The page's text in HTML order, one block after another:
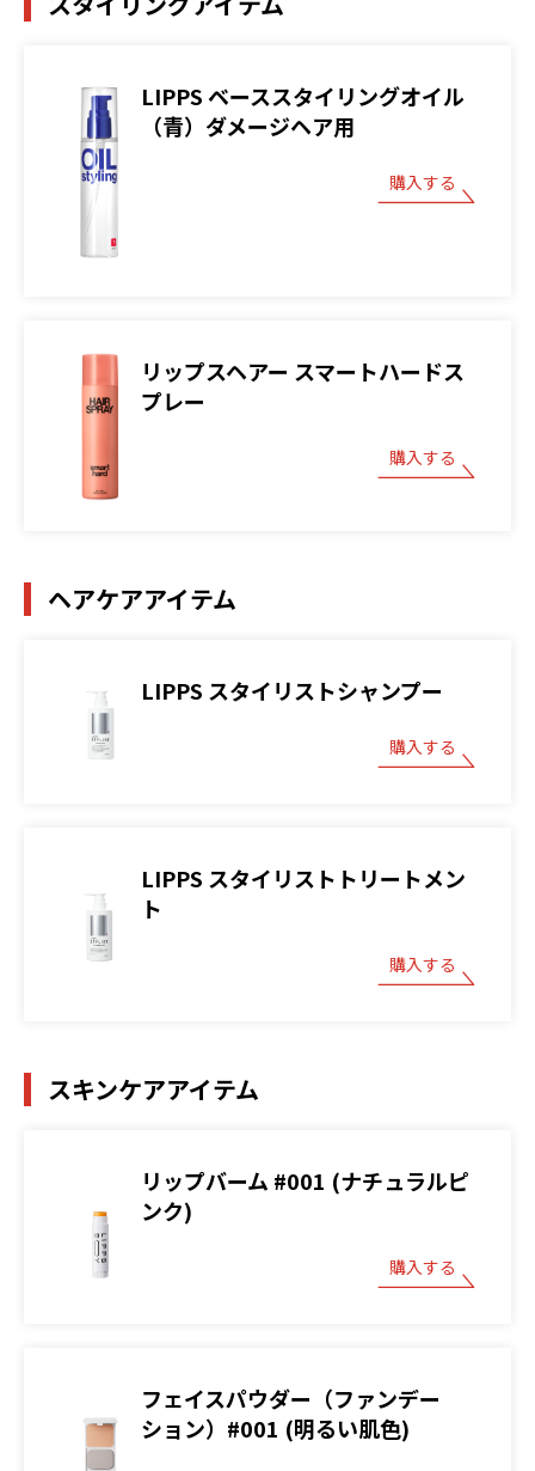
LIPPS ベーススタイリングオイル
（青）ダメージヘア用
購入する
リップスヘアー スマートハードス
プレー
購入する
ヘアケアアイテム
LIPPS スタイリストシャンプー
購入する
LIPPS スタイリストトリートメン
ト
購入する
スキンケアアイテム
リップバーム #001 (ナチュラルピ
ンク)
購入する
フェイスパウダー（ファンデー
ション）#001 (明るい肌色)